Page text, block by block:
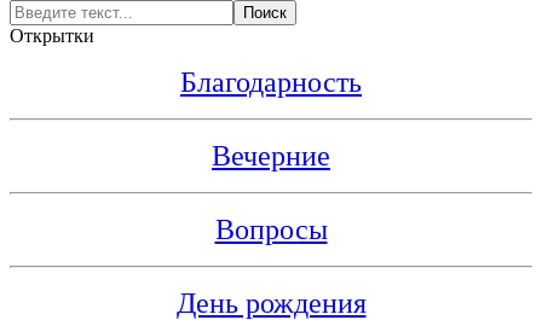
Поиск
Открытки
Благодарность
Вечерние
Вопросы
День рождения